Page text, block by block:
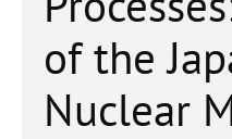
of the
Nuclear